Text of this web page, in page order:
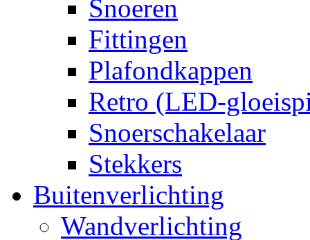
Snoeren
Fittingen
Plafondkappen
Retro (LED-
Snoerschakelaar
Stekkers
Buitenverlichting
Wandverlichting